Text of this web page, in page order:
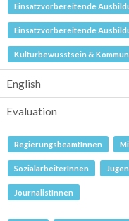
Einsatzvorbereitende
Einsatzvorbereitende
Kulturbewusstsein &
English
Evaluation
RegierungsbeamtInnen
SozialarbeiterInnen
JournalistInnen